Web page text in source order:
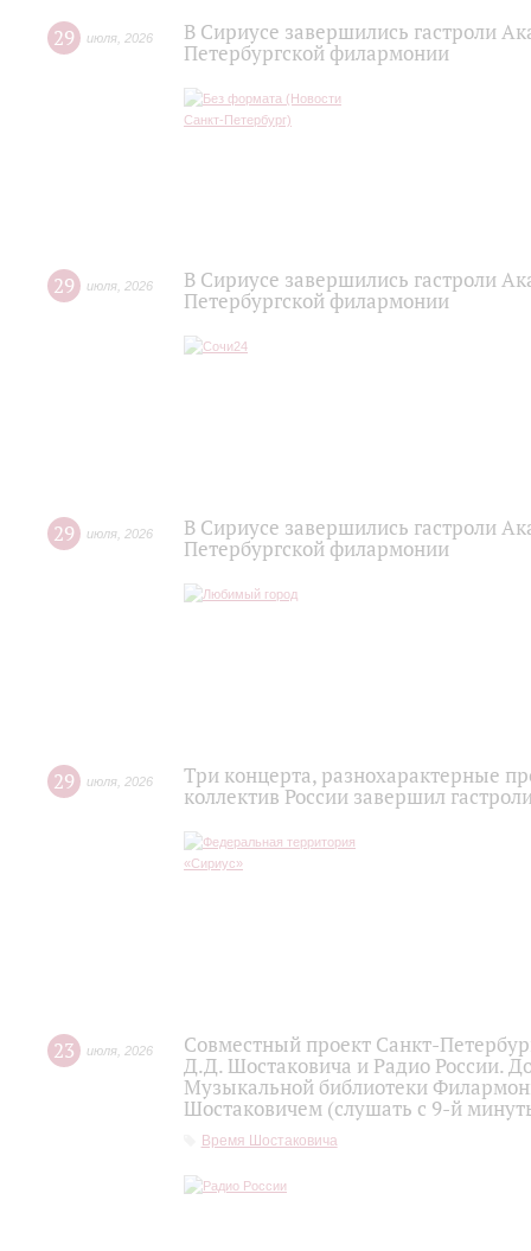
29 июля 2026
В Сириусе завершились гастроли
Петербургской филармонии
29 июля 2026
В Сириусе завершились гастроли
Петербургской филармонии
29 июля 2026
В Сириусе завершились гастроли
Петербургской филармонии
29 июля 2026
Три концерта, разнохарактерные
коллектив России завершил
23 июля 2026
Совместный проект Санкт-
Д.Д. Шостаковича и Радио России.
Музыкальной библиотеки
Шостаковичем (слушать с 9-й
Время Шостаковича